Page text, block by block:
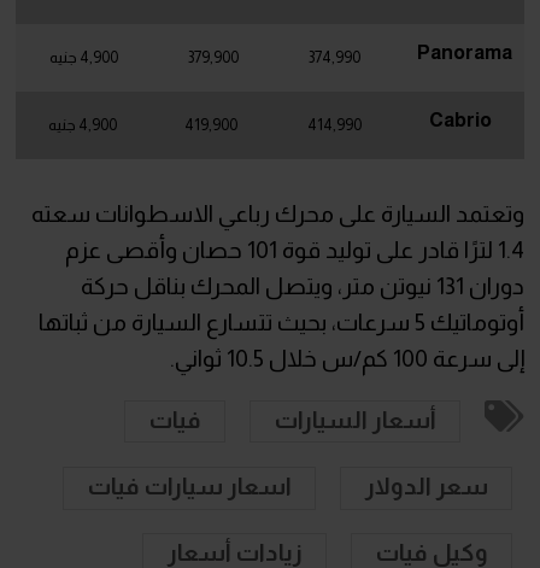
Panorama
374,990
379,900 4,900 جنيه
414,990 4,900 جنيه
وتعتمد السيارة على محرك رباعي الاسطوانات سعته
1.4 لترًا قادر على توليد قوة 101 حصان وأقصى عزم
دوران 131 نيوتن متر، ويتصل المحرك بناقل حركة
أوتوماتيك 5 سرعات، بحيث تتسارع السيارة من ثباتها
إلى سرعة 100 كم/س خلال 10.5 ثواني.
أسعار السيارات فيات
سعر الدولار اسعار سيارات فيات
وكيل فيات زيادات أسعار